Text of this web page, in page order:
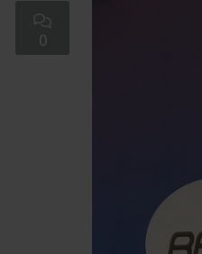
TITRES DIFFUSÉS
0